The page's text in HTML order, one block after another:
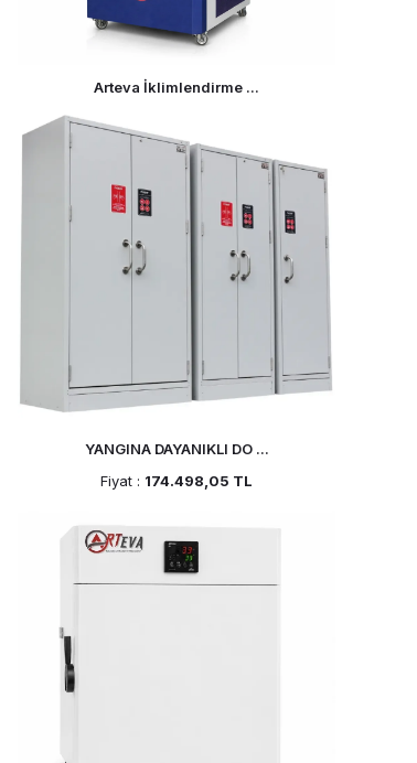
Arteva İklimlendirme ...
YANGINA DAYANIKLI DO ...
Fiyat : 174.498,05 TL